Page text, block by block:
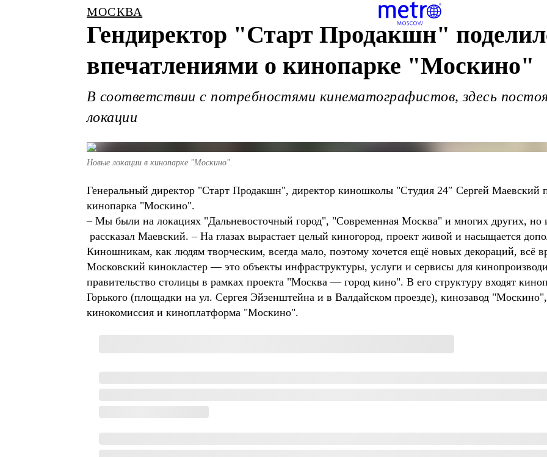
МОСКВА
Гендиректор "Старт Продакшн"
впечатлениями о кинопарке "Москино"
В соответствии с потребностями кинематографистов, здесь
локации
Новые локации в кинопарке "Москино".
Генеральный директор "Старт Продакшн", директор киношколы "Студия 24″ Сергей Маевский
кинопарка "Москино".
– Мы были на локациях "Дальневосточный город", "Современная Москва" и многих других, но
рассказал Маевский. – На глазах вырастает целый киногород, проект живой и насыщается
Киношникам, как людям творческим, всегда мало, поэтому хочется ещё новых декораций, всё
Московский кинокластер — это объекты инфраструктуры, услуги и сервисы для
правительство столицы в рамках проекта "Москва — город кино". В его структуру входят
Горького (площадки на ул. Сергея Эйзенштейна и в Валдайском проезде), кинозавод
кинокомиссия и киноплатформа "Москино".